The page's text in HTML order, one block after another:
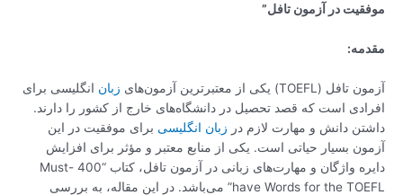
موفقیت در آزمون تافل”
مقدمه:
آزمون تافل (TOEFL) یکی از معتبرترین آزمون‌های زبان انگلیسی برای
افرادی است که قصد تحصیل در دانشگاه‌های خارج از کشور را دارند.
داشتن دانش و مهارت لازم در زبان انگلیسی برای موفقیت در این
آزمون بسیار حیاتی است. یکی از منابع معتبر و مؤثر برای افزایش
دایره واژگان و مهارت‌های زبانی در آزمون تافل، کتاب “400 Must-
have Words for the TOEFL” می‌باشد. در این مقاله، به بررسی